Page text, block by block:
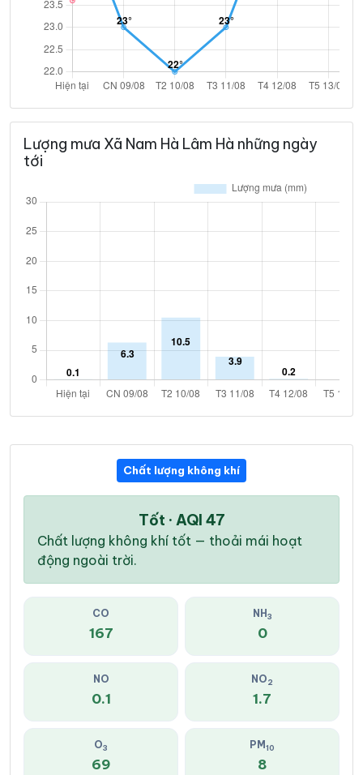
Lượng mưa Xã Nam Hà Lâm Hà những ngày
tới
Chất lượng không khí
Tốt · AQI 47
Chất lượng không khí tốt — thoải mái hoạt
động ngoài trời.
CO
167
NH 3
0
NO
0.1
NO2
1.7
O3
69
PM 10
8